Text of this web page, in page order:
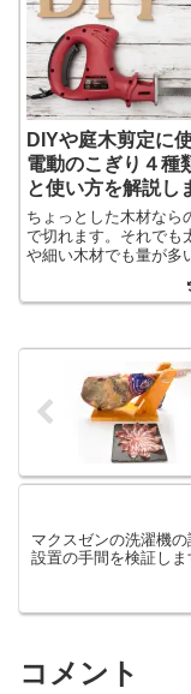
DIYや庭木剪定に
電動のこぎり４種
と使い方を解説し
ちょっとした木材なら
で切れます。それでも
や細い木材でも量が多
同じですね。手間を省
を選べばいいか分かり
す。それで今記事で...
マクスゼンの洗濯機
設置の手間を検証しま
コメント